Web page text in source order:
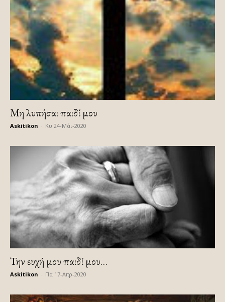
Μη λυπήσαι παιδί μου
Askitikon Κυ 24-Μάι-2020
Την ευχή μου παιδί μου…
Askitikon Πα 17-Απρ-2020